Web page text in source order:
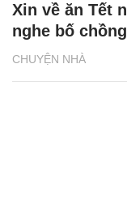
CHUYỆN NHÀ
Xin về ăn Tết
nghe bố